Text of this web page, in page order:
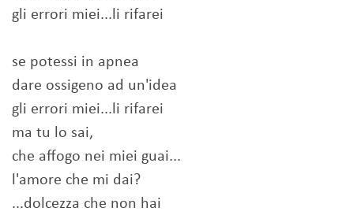
gli errori miei...li rifarei
se potessi in apnea
dare ossigeno ad un'idea
gli errori miei...li rifarei
ma tu lo sai,
che affogo nei miei guai...
l'amore che mi dai?
...dolcezza che non hai